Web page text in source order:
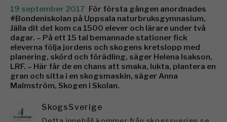
19 september 2017 För första gången anordnades
#Bondeniskolan på Uppsala naturbruksgymnasium,
Jälla dit det kom ca 1500 elever och lärare under två
dagar. – På ett 15 tal bemannade stationer fick
eleverna följa jordens och skogens kretslopp med
planering, skörd och förädling, säger Helena Isakson,
LRF. – Här får de en chans att smaka, lukta, plantera en
gran och sitta i en skogsmaskin, säger Anna
Malmström, Skogen i Skolan.
SkogsSverige